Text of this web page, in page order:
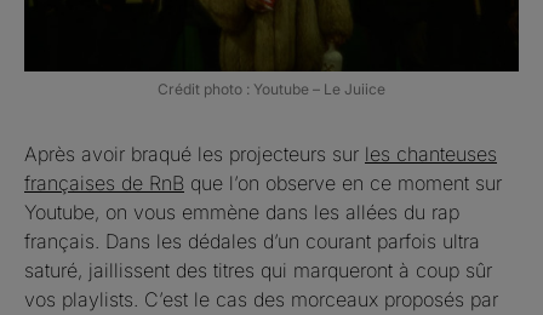
Crédit photo : Youtube – Le Juiice
Après avoir braqué les projecteurs sur les chanteuses
françaises de RnB que l’on observe en ce moment sur
Youtube, on vous emmène dans les allées du rap
français. Dans les dédales d’un courant parfois ultra
saturé, jaillissent des titres qui marqueront à coup sûr
vos playlists. C’est le cas des morceaux proposés par